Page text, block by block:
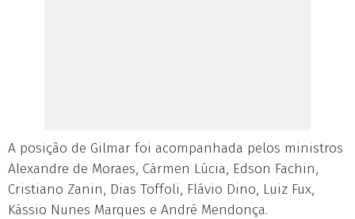
A posição de Gilmar foi acompanhada pelos ministros
Alexandre de Moraes, Cármen Lúcia, Edson Fachin,
Cristiano Zanin, Dias Toffoli, Flávio Dino, Luiz Fux,
Kássio Nunes Marques e André Mendonça.